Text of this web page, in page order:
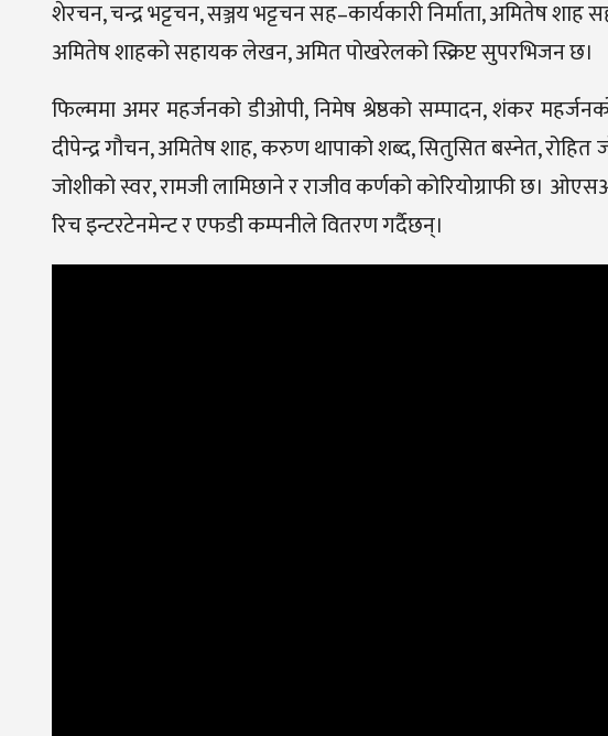
शेरचन, चन्द्र भट्टचन, सञ्जय भट्टचन सह–कार्यकारी निर्माता, अमितेष
अमितेष शाहको सहायक लेखन, अमित पोखरेलको स्क्रिप्ट सुपरभिजन छ।
फिल्ममा अमर महर्जनको डीओपी, निमेष श्रेष्ठको सम्पादन, शंकर
दीपेन्द्र गौचन, अमितेष शाह, करुण थापाको शब्द, सितुसित बस्नेत, रोहित
जोशीको स्वर, रामजी लामिछाने र राजीव कर्णको कोरियोग्राफी छ।
रिच इन्टरटेनमेन्ट र एफडी कम्पनीले वितरण गर्दैछन्।